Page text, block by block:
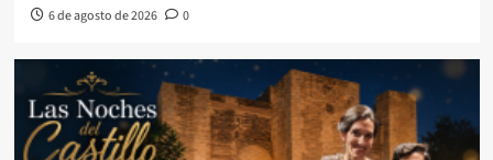
6 de agosto de 2026 0